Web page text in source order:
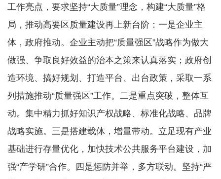
工作亮点，要求坚持“大质量”理念，构建“大质量”格
局，推动高要区质量建设再上新台阶：一是企业主
体，政府推动。企业主动把“质量强区”战略作为做大
做强、争取良好效益的治本之策来认真落实；政府创
造环境、搞好规划、打造平台、出台政策，采取一系
列措施推动“质量强区”工作。二是重点突破，整体互
动。集中精力抓好知识产权战略、标准化战略、品牌
战略实施。三是搭建载体，增量带动。立足现有产业
基础进行存量优化，加快技术公共服务平台建设，加
强“产学研”合作。四是惩防并举，多方联动。坚持“严